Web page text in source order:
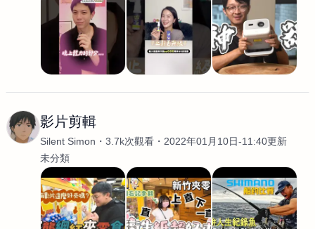
影片剪輯
Silent Simon 3.7k次觀看
2022年01月10日-11:40更新
未分類